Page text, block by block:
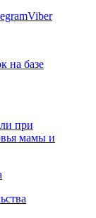
Viber
на базе
при
мамы и